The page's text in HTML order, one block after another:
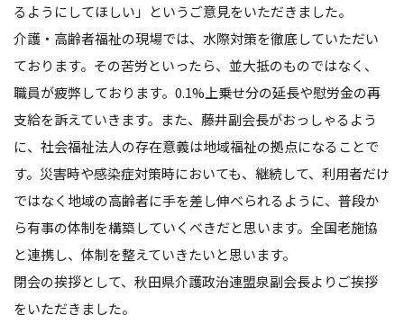
るようにしてほしい」というご意見をいただきました。
介護・高齢者福祉の現場では、水際対策を徹底していただい
ております。その苦労といったら、並大抵のものではなく、
職員が疲弊しております。0.1%上乗せ分の延長や慰労金の再
支給を訴えていきます。また、藤井副会長がおっしゃるよう
に、社会福祉法人の存在意義は地域福祉の拠点になることで
す。災害時や感染症対策時においても、継続して、利用者だけ
ではなく地域の高齢者に手を差し伸べられるように、普段か
ら有事の体制を構築していくべきだと思います。全国老施協
と連携し、体制を整えていきたいと思います。
閉会の挨拶として、秋田県介護政治連盟泉副会長よりご挨拶
をいただきました。